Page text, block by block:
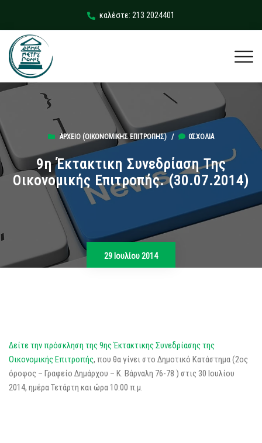
καλέστε: 213 2024401
ΑΡΧΕΊΟ (ΟΙΚΟΝΟΜΙΚΉΣ ΕΠΙΤΡΟΠΉΣ) / 0ΣΧΌΛΙΑ
9η Έκτακτικη Συνεδρίαση Της
Οικονομικής Επιτροπής. (30.07.2014)
29 Ιουλίου 2014
Δείτε την πρόσκληση της 9ης Έκτακτικης Συνεδρίασης της
Οικονομικής Επιτροπής, που θα γίνει στο Δημοτικό Κατάστημα (2ος
όροφος – Γραφείο Δημάρχου – Κ. Βάρναλη 76-78 ) στις 30 Ιουλίου
2014, ημέρα Τετάρτη και ώρα 10:00 π.μ.